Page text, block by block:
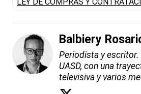
LEY DE COMPRAS Y
Balbiery
Periodista y escritor.
UASD, con una
televisiva y varios